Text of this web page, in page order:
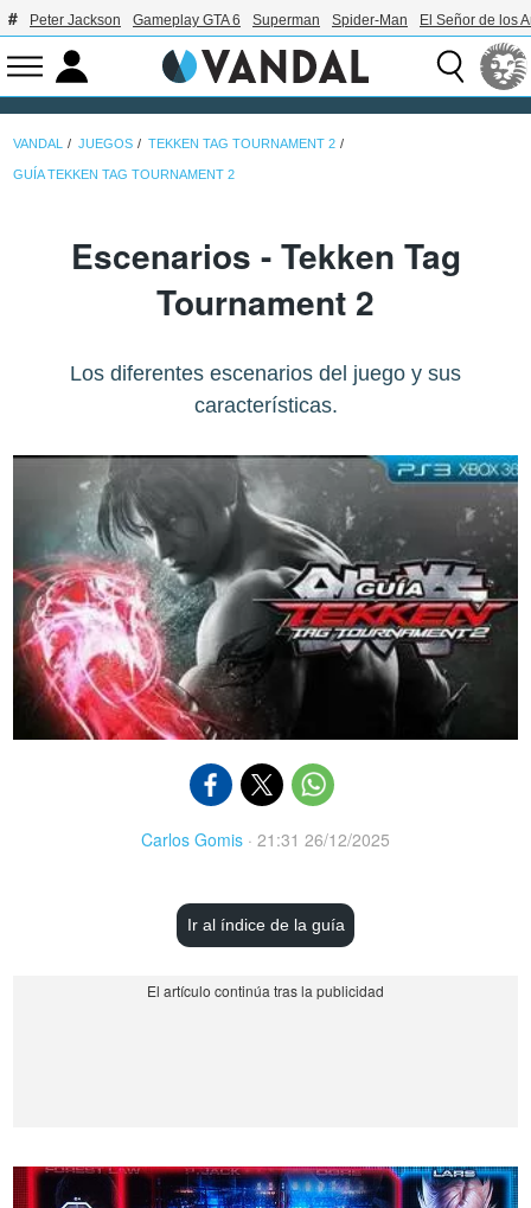
Peter Jackson Gameplay GTA 6 Superman Spider-Man El Señor de los
VANDAL JUEGOS TEKKEN TAG TOURNAMENT 2
GUÍA TEKKEN TAG TOURNAMENT 2
Escenarios - Tekken Tag
Tournament 2
Los diferentes escenarios del juego y sus
características.
Carlos Gomis · 21:31 26/12/2025
Ir al índice de la guía